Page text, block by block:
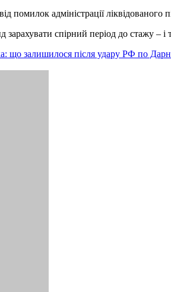
помилок адміністрації
спірний період до стажу –
що залишилося після удару РФ по